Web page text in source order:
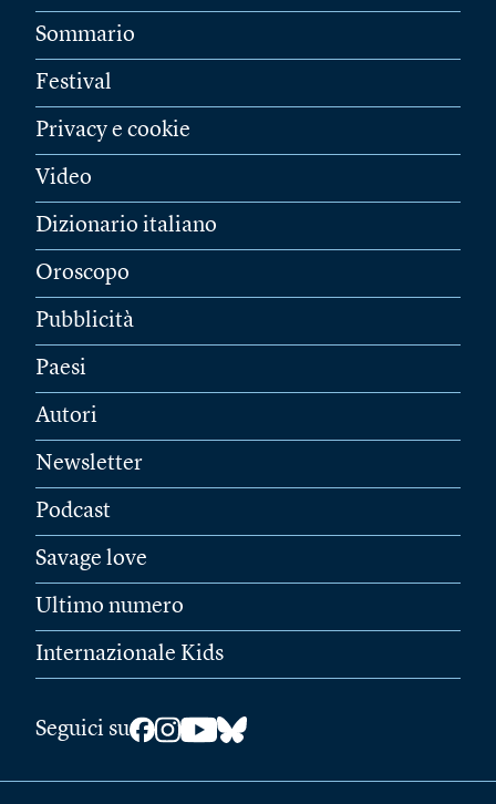
Sommario
Festival
Privacy e cookie
Video
Dizionario italiano
Oroscopo
Pubblicità
Paesi
Autori
Newsletter
Podcast
Savage love
Ultimo numero
Internazionale Kids
Seguici su